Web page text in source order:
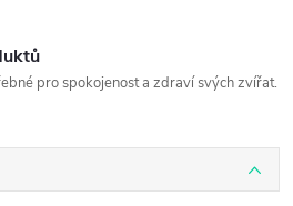
pro spokojenost a zdraví svých zvířat.